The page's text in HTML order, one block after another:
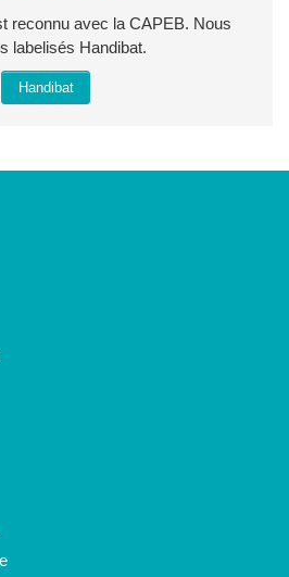
reconnu avec la CAPEB. Nous
labelisés Handibat.
Handibat